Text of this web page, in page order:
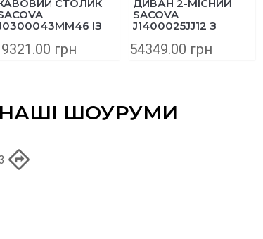
СТОЛИК
ІЗ
СМгрн
ДИВАН 2-МІСНИЙ
SACOVA
J1400025JJ12 З
195 СМ
54349.00 грн
НАШІ ШОУРУМИ